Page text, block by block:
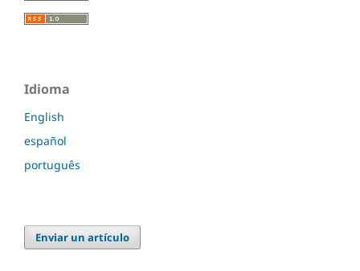
Idioma
English
español
português
Enviar un artículo